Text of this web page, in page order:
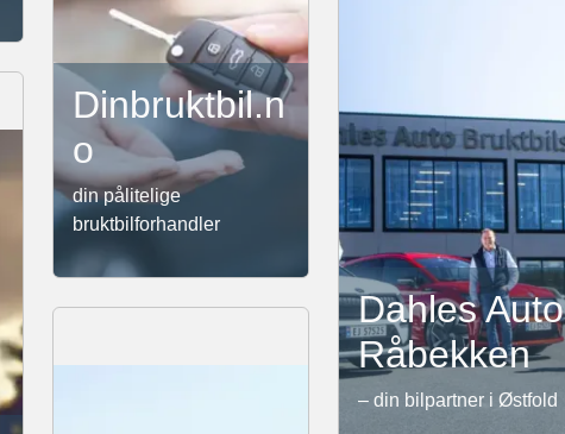
Dinbruktbil.n
o
din pålitelige
bruktbilforhandler
Dahles Auto
Råbekken
– din bilpartner i Østfold